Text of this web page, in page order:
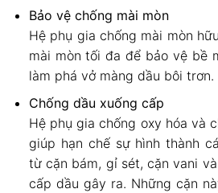
Bảo vệ chống mài mòn
Hệ phụ gia chống mài mòn
mài mòn tối đa để bảo vệ bề
làm phá vở màng dầu bôi trơn.
Chống dầu xuống cấp
Hệ phụ gia chống oxy hóa và
giúp hạn chế sự hình thành
từ cặn bám, gỉ sét, cặn vani
cấp dầu gây ra. Những cặn